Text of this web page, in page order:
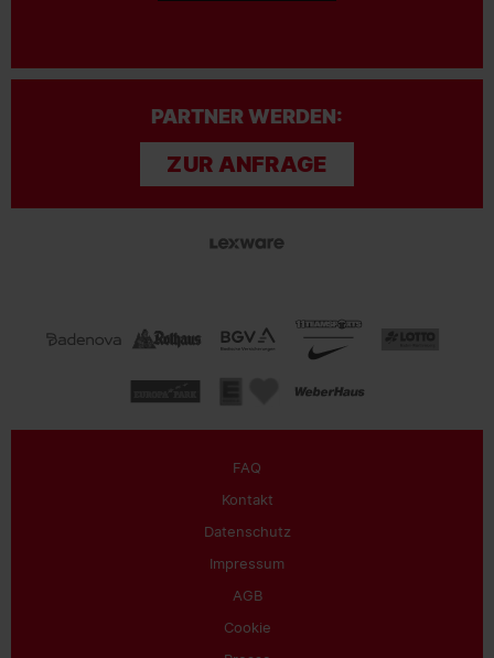
PARTNER WERDEN:
ZUR ANFRAGE
FAQ
Kontakt
Datenschutz
Impressum
AGB
Cookie